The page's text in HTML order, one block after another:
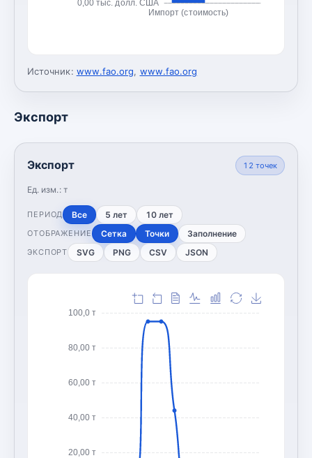
0,00 тыс. долл. США
Импорт (стоимость)
Источник: www.fao.org, www.fao.org
Экспорт
Экспорт
Ед. изм.: т
12 точек
ПЕРИОД Все 5 лет 10 лет
ОТОБРАЖЕНИЕ Сетка Точки Заполнение
ЭКСПОРТ SVG PNG CSV JSON
20,00 т
40,00 т
60,00 т
80,00 т
100,0 т